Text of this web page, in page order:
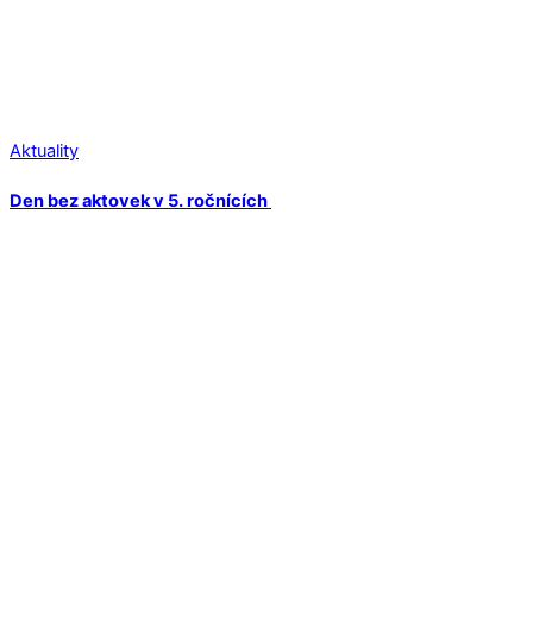
Aktuality
Den bez aktovek v 5. ročnících